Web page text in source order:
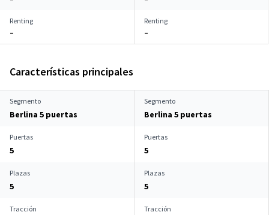
Renting
–
Renting
–
Características principales
Segmento
Berlina 5 puertas
Segmento
Berlina 5 puertas
Puertas
5
Puertas
5
Plazas
5
Plazas
5
Tracción Tracción